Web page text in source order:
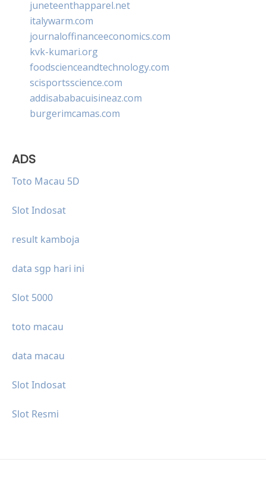
juneteenthapparel.net
italywarm.com
journaloffinanceeconomics.com
kvk-kumari.org
foodscienceandtechnology.com
scisportsscience.com
addisababacuisineaz.com
burgerimcamas.com
ADS
Toto Macau 5D
Slot Indosat
result kamboja
data sgp hari ini
Slot 5000
toto macau
data macau
Slot Indosat
Slot Resmi